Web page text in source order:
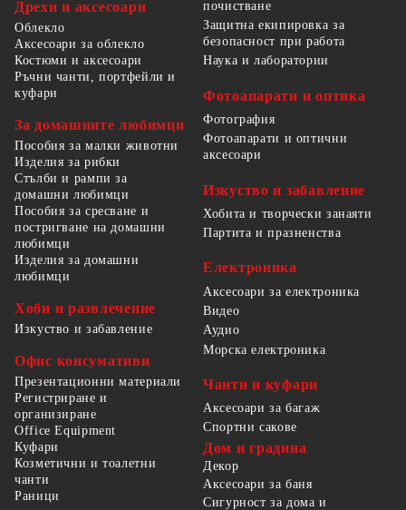
Дрехи и аксесоари
Облекло
Аксесоари за облекло
Костюми и аксесоари
Ръчни чанти, портфейли и
куфари
За домашните любимци
Пособия за малки животни
Изделия за рибки
Стълби и рампи за
домашни любимци
Пособия за сресване и
постригване на домашни
любимци
Изделия за домашни
любимци
Хоби и развлечение
Изкуство и забавление
Офис консумативи
Презентационни материали
Регистриране и
организиране
Office Equipment
почистване
Защитна екипировка за
безопасност при работа
Наука и лаборатории
Фотоапарати и оптика
Фотография
Фотоапарати и оптични
аксесоари
Изкуство и забавление
Хобита и творчески занаяти
Партита и празненства
Електроника
Аксесоари за електроника
Видео
Аудио
Морска електроника
Чанти и куфари
Аксесоари за багаж
Спортни сакове
Куфари
Козметични и тоалетни
чанти
Раници
Дом и градина
Декор
Аксесоари за баня
Сигурност за дома и